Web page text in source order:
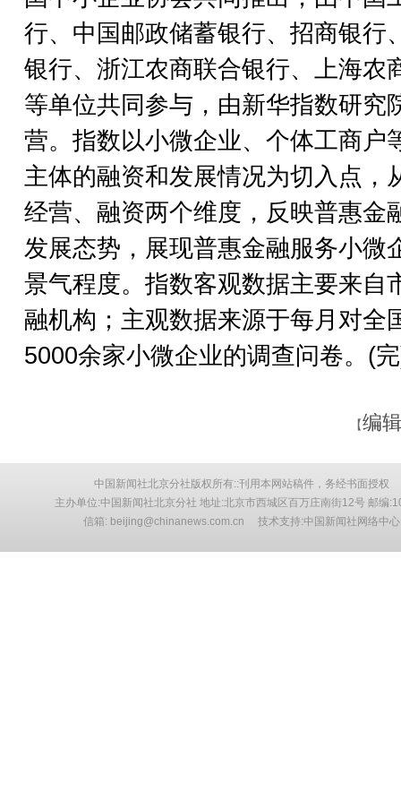
行、中国邮政储蓄银行、招商银行
银行、浙江农商联合银行、上海农
等单位共同参与，由新华指数研究
营。指数以小微企业、个体工商户
主体的融资和发展情况为切入点，
经营、融资两个维度，反映普惠金
发展态势，展现普惠金融服务小微
景气程度。指数客观数据主要来自
融机构；主观数据来源于每月对全
5000余家小微企业的调查问卷。(
【编
中国新闻社北京分社版权所有::刊用本网站稿件，务经书面授权
主办单位:中国新闻社北京分社 地址:北京市西城区百万庄南街12号 邮编
信箱: beijing@chinanews.com.cn 技术支持:中国新闻社网络中心